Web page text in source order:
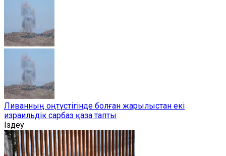
Ливанның оңтүстігінде болған жарылыстан екі
израильдік сарбаз қаза тапты
Іздеу